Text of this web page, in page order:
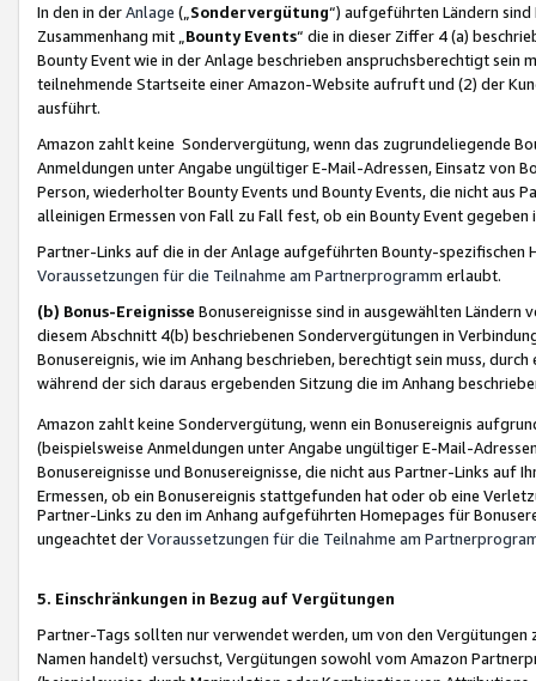
In den in derAnlage („ Sondervergütung“) aufgeführten Ländern
Zusammenhang mit „ Bounty Events“ die in dieser Ziffer 4 (a)
Bounty Event wie in der Anlage beschrieben anspruchsberechtigt sein
teilnehmende Startseite einer Amazon-Website aufruft und (2) der
ausführt.
Amazon zahlt keine Sondervergütung, wenn das zugrundeliegende
Anmeldungen unter Angabe ungültiger E-Mail-Adressen, Einsatz von
Person, wiederholter Bounty Events und Bounty Events, die nicht
alleinigen Ermessen von Fall zu Fall fest, ob ein Bounty Event
Partner-Links auf die in der Anlage aufgeführten Bounty-spezifischen
Voraussetzungen für die Teilnahme am Partnerprogramm erlaubt.
(b) Bonus-Ereignisse Bonusereignisse sind in ausgewählten Ländern
diesem Abschnitt 4(b) beschriebenen Sondervergütungen in
Bonusereignis, wie im Anhang beschrieben, berechtigt sein muss,
während der sich daraus ergebenden Sitzung die im Anhang
Amazon zahlt keine Sondervergütung, wenn ein Bonusereignis
(beispielsweise Anmeldungen unter Angabe ungültiger E-Mail-
Bonusereignisse und Bonusereignisse, die nicht aus Partner-Links auf
Ermessen, ob ein Bonusereignis stattgefunden hat oder ob eine
Partner-Links zu den im Anhang aufgeführten Homepages für
ungeachtet derVoraussetzungen für die Teilnahme am
5. Einschränkungen in Bezug auf Vergütungen
Partner-Tags sollten nur verwendet werden, um von den
Namen handelt) versuchst, Vergütungen sowohl vom Amazon